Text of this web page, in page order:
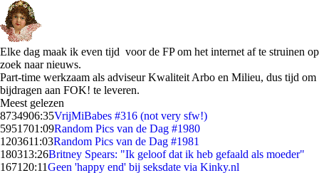
Elke dag maak ik even tijd voor de FP om het internet af te struinen op
zoek naar nieuws.
Part-time werkzaam als adviseur Kwaliteit Arbo en Milieu, dus tijd om
bijdragen aan FOK! te leveren.
Meest gelezen
8734906:35VrijMiBabes #316 (not very sfw!)
5951701:09Random Pics van de Dag #1980
1203611:03Random Pics van de Dag #1981
180313:26Britney Spears: "Ik geloof dat ik heb gefaald als moeder"
1671 20:11Geen 'happy end' bij seksdate via Kinky.nl